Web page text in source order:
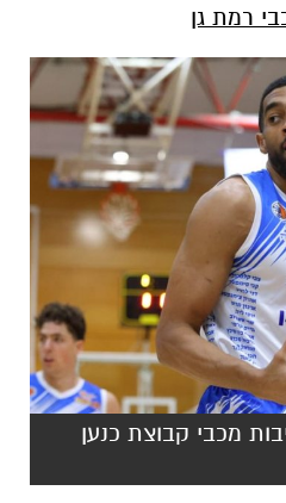
רמת גן
מכבי קבוצת כנען